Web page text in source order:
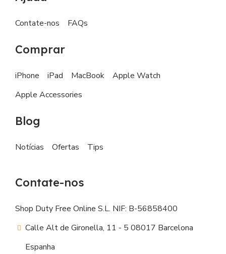
Contate-nos FAQs
Comprar
iPhone iPad MacBook
Apple Watch
Apple Accessories
Blog
Notícias Ofertas Tips
Contate-nos
Shop Duty Free Online S.L. NIF: B-56858400
Calle Alt de Gironella, 11 - 5 08017 Barcelona
Espanha